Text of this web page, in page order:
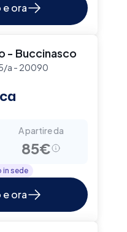
ora
- Buccinasco
a - 20090
A partire da
85€
in sede
ora